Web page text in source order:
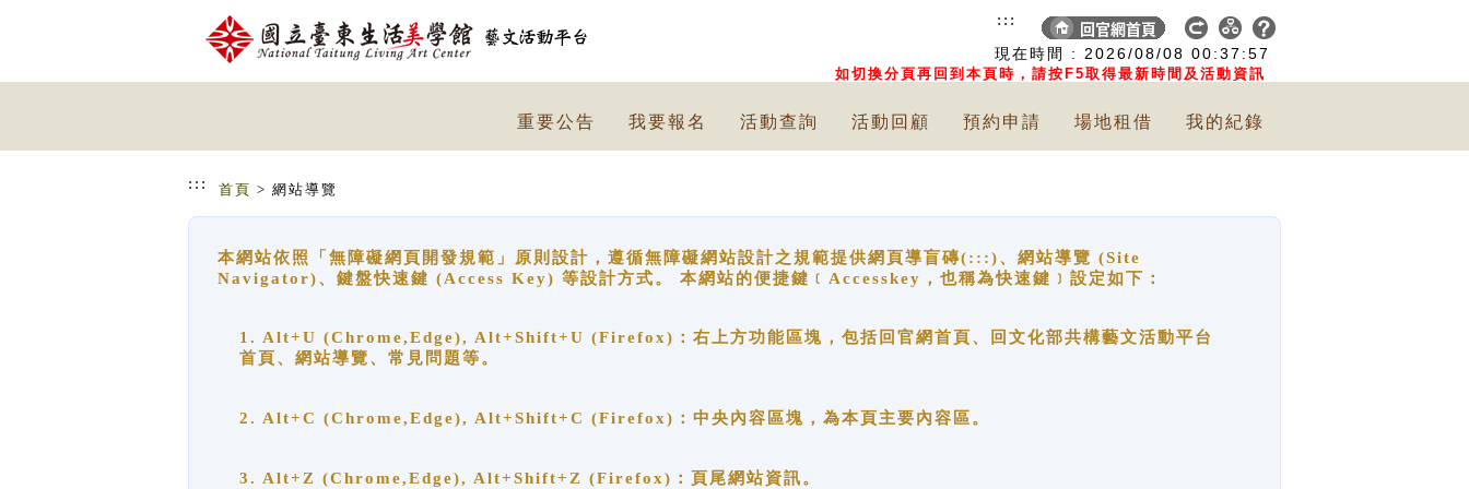
現在時間 : 2026/08/08 00:37:58
如切換分頁再回到本頁時，請按F5取得最新時間及活動資訊
:::
重要公告 我要報名 活動查詢 活動回顧 預約申請 場地租借 我的紀錄
::: 首頁 > 網站導覽
本網站依照「無障礙網頁開發規範」原則設計，遵循無障礙網站設計之規範提供網頁導盲磚(:::)、網站導覽 (Site
Navigator)、鍵盤快速鍵 (Access Key) 等設計方式。 本網站的便捷鍵﹝Accesskey，也稱為快速鍵﹞設定如下：
1. Alt+U (Chrome,Edge), Alt+Shift+U (Firefox)：右上方功能區塊，包括回官網首頁、回文化部共構藝文活動平台
首頁、網站導覽、常見問題等。
2. Alt+C (Chrome,Edge), Alt+Shift+C (Firefox)：中央內容區塊，為本頁主要內容區。
3. Alt+Z (Chrome,Edge), Alt+Shift+Z (Firefox)：頁尾網站資訊。